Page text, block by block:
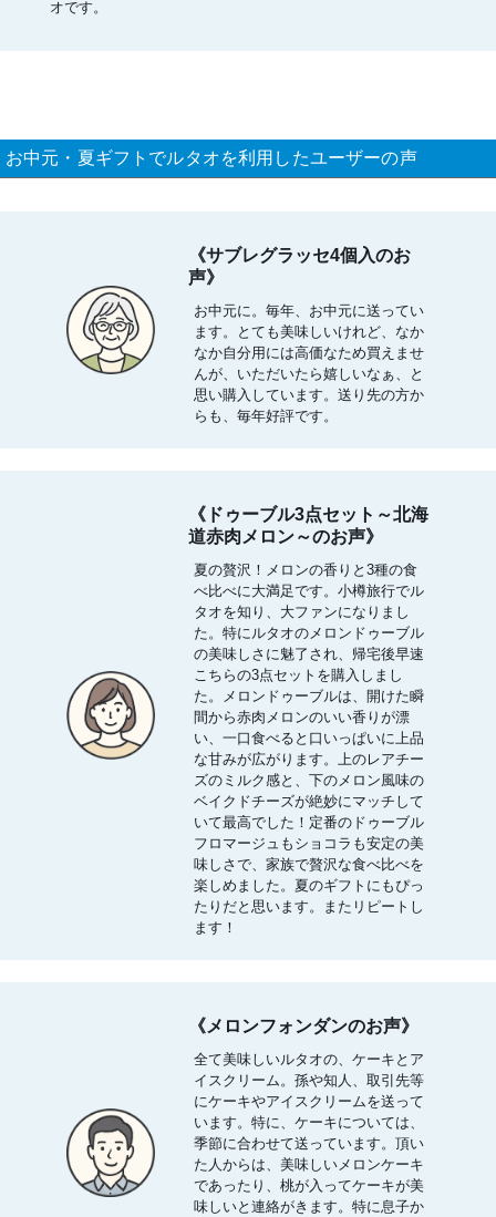
オです。
お中元・夏ギフトでルタオを利用したユーザーの声
《サブレグラッセ4個入のお
声》
お中元に。毎年、お中元に送ってい
ます。とても美味しいけれど、なか
なか自分用には高価なため買えませ
んが、いただいたら嬉しいなぁ、と
思い購入しています。送り先の方か
らも、毎年好評です。
《ドゥーブル3点セット～北海
道赤肉メロン～のお声》
夏の贅沢！メロンの香りと3種の食
べ比べに大満足です。小樽旅行でル
タオを知り、大ファンになりまし
た。特にルタオのメロンドゥーブル
の美味しさに魅了され、帰宅後早速
こちらの3点セットを購入しまし
た。メロンドゥーブルは、開けた瞬
間から赤肉メロンのいい香りが漂
い、一口食べると口いっぱいに上品
な甘みが広がります。上のレアチー
ズのミルク感と、下のメロン風味の
ベイクドチーズが絶妙にマッチして
いて最高でした！定番のドゥーブル
フロマージュもショコラも安定の美
味しさで、家族で贅沢な食べ比べを
楽しめました。夏のギフトにもぴっ
たりだと思います。またリピートし
ます！
《メロンフォンダンのお声》
全て美味しいルタオの、ケーキとア
イスクリーム。孫や知人、取引先等
にケーキやアイスクリームを送って
います。特に、ケーキについては、
季節に合わせて送っています。頂い
た人からは、美味しいメロンケーキ
であったり、桃が入ってケーキが美
味しいと連絡がきます。特に息子か